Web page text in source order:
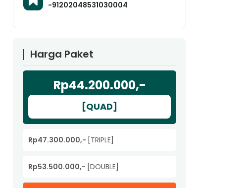
-91202048531030004
Harga Paket
Rp44.200.000,-
[QUAD]
Rp47.300.000,- [TRIPLE]
Rp53.500.000,- [DOUBLE]